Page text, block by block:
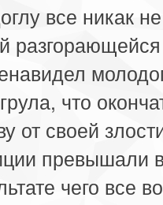
все никак
что
от своей
превышали
чего все